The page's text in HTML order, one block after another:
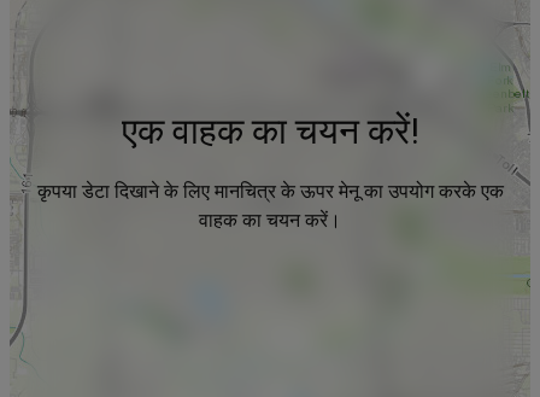
एक वाहक का चयन करें!
कृपया डेटा दिखाने के लिए मानचित्र के ऊपर मेनू का उपयोग करके एक
वाहक का चयन करें।